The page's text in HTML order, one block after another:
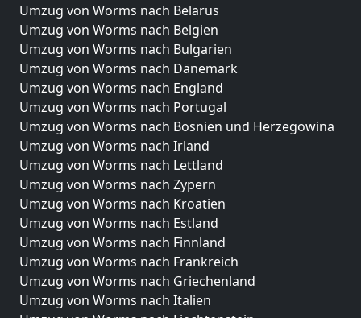
Umzug von Worms nach Belarus
Umzug von Worms nach Belgien
Umzug von Worms nach Bulgarien
Umzug von Worms nach Dänemark
Umzug von Worms nach England
Umzug von Worms nach Portugal
Umzug von Worms nach Bosnien und Herzegowina
Umzug von Worms nach Irland
Umzug von Worms nach Lettland
Umzug von Worms nach Zypern
Umzug von Worms nach Kroatien
Umzug von Worms nach Estland
Umzug von Worms nach Finnland
Umzug von Worms nach Frankreich
Umzug von Worms nach Griechenland
Umzug von Worms nach Italien